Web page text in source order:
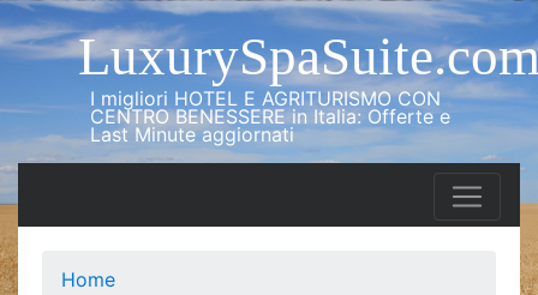
I migliori HOTEL E AGRITURISMO CON
CENTRO BENESSERE in Italia: Offerte e
Last Minute aggiornati
Home